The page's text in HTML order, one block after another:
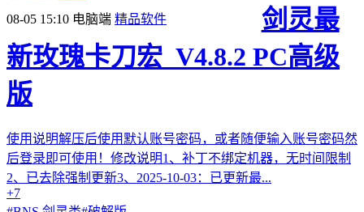
08-05 15:10 电脑端 精品软件
剑灵最
新玫瑰卡刀宏_V4.8.2 PC高级
版
使用说明解压后使用默认账号密码，或者随便输入账号密码然
后登录即可使用！修改说明1、补丁不绑定机器，无时间限制
2、已去除强制更新3、2025-10-03：已更新最...
+7